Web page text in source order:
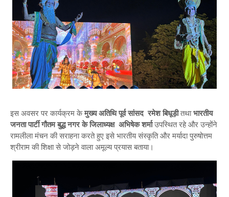
इस अवसर पर कार्यक्रम केमुख्य अतिथि पूर्व सांसद रमेश बिधूड़ीतथाभारतीय
जनता पार्टी गौतम बुद्ध नगर के जिलाध्यक्ष अभिषेक शर्माउपस्थित रहे और उन्होंने
रामलीला मंचन की सराहना करते हुए इसे भारतीय संस्कृति और मर्यादा पुरुषोत्तम
श्रीराम की शिक्षा से जोड़ने वाला अमूल्य प्रयास बताया।